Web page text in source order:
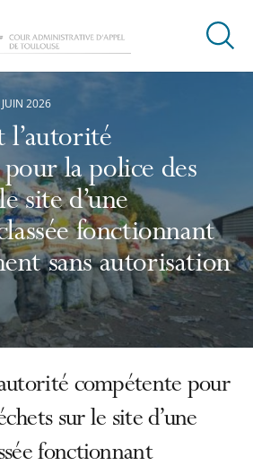
Ouvrir
l’autorité
la police des
site d’une
fonctionnant
sans autorisation
2026
compétente pour
sur le site d’une
fonctionnant